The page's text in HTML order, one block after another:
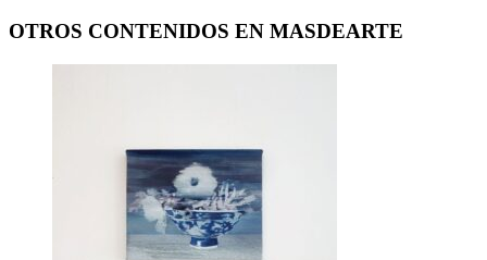
OTROS CONTENIDOS EN MASDEARTE